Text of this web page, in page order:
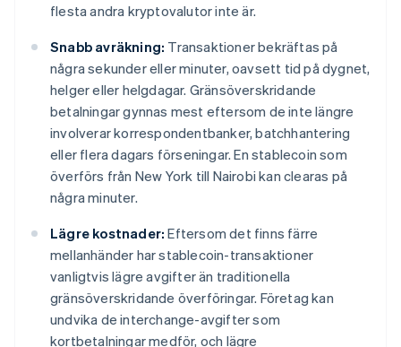
flesta andra kryptovalutor inte är.
Snabb avräkning: Transaktioner bekräftas på
några sekunder eller minuter, oavsett tid på dygnet,
helger eller helgdagar. Gränsöverskridande
betalningar gynnas mest eftersom de inte längre
involverar korrespondentbanker, batchhantering
eller flera dagars förseningar. En stablecoin som
överförs från New York till Nairobi kan clearas på
några minuter.
Lägre kostnader: Eftersom det finns färre
mellanhänder har stablecoin-transaktioner
vanligtvis lägre avgifter än traditionella
gränsöverskridande överföringar. Företag kan
undvika de interchange-avgifter som
kortbetalningar medför, och lägre